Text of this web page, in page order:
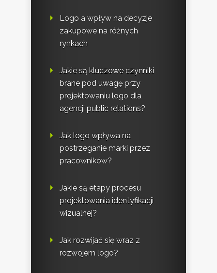
Logo a wpływ na decyzje
zakupowe na różnych
rynkach
Jakie są kluczowe czynniki
brane pod uwagę przy
projektowaniu logo dla
agencji public relations?
Jak logo wpływa na
postrzeganie marki przez
pracowników?
Jakie są etapy procesu
projektowania identyfikacji
wizualnej?
Jak rozwijać się wraz z
rozwojem logo?